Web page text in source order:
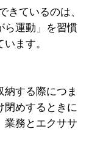
きているのは、
ら運動」を習慣
ます。
する際につま
閉めするときに
業務とエクササ